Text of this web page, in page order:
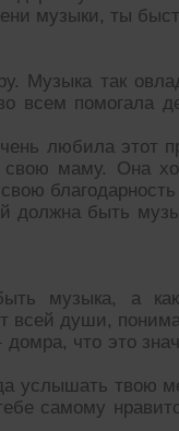
музыки, ты
Музыка так
помогала
любила этот
свою маму. Она
быть
музыка, а
всей души,
что это
услышать твою
самому